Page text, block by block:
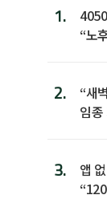
1.
“노
2.
“새
임
3.
앱